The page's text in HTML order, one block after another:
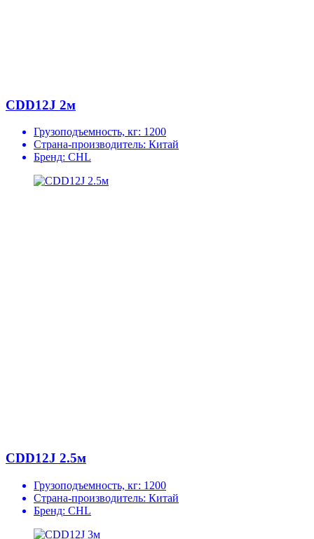
CDD12J 2м
Грузоподъемность, кг: 1200
Страна-производитель: Китай
Бренд: CHL
CDD12J 2.5м
Грузоподъемность, кг: 1200
Страна-производитель: Китай
Бренд: CHL